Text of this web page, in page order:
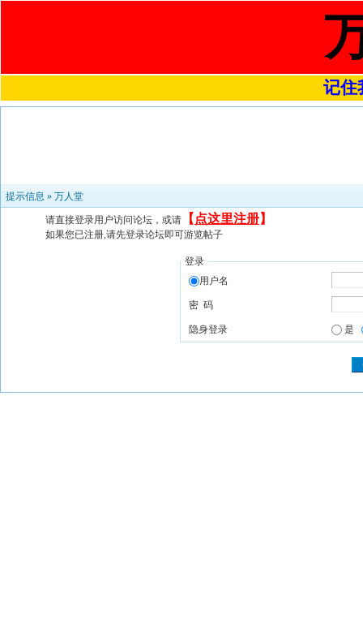
记住
提示信息 » 万人堂
请直接登录用户访问论坛，或请 【 点这里注册】
如果您已注册,请先登录论坛即可游览帖子
登录
用户名
密 码
隐身登录 是